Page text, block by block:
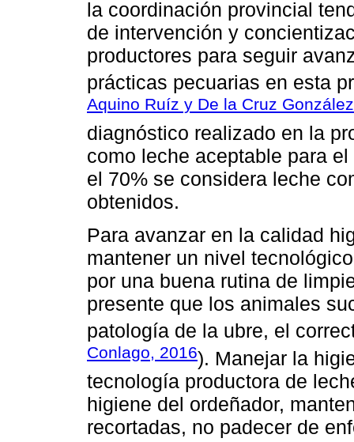
la coordinación provincial
de intervención y
productores para seguir
prácticas pecuarias en esta
Aquino Ruíz y De la Cruz
diagnóstico realizado en la
como leche aceptable para
el 70% se considera leche
obtenidos.
Para avanzar en la calidad
mantener un nivel
por una buena rutina de
presente que los animales
patología de la ubre, el
Conlago, 2016). Manejar la
tecnología productora de
higiene del ordeñador,
recortadas, no padecer de